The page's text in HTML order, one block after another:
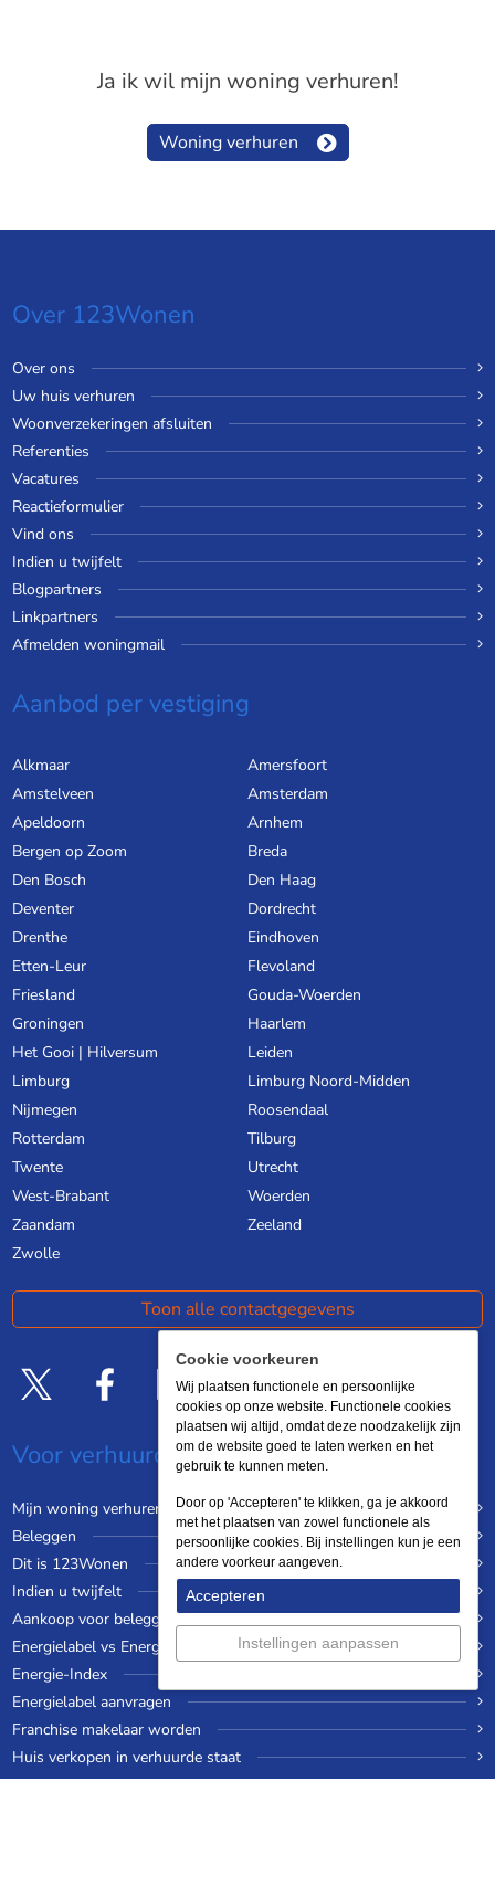
Ja ik wil mijn woning verhuren!
Woning verhuren
Over 123Wonen
Over ons
Uw huis verhuren
Woonverzekeringen afsluiten
Referenties
Vacatures
Reactieformulier
Vind ons
Indien u twijfelt
Blogpartners
Linkpartners
Afmelden woningmail
Aanbod per vestiging
Alkmaar
Amersfoort
Amstelveen
Amsterdam
Apeldoorn
Arnhem
Bergen op Zoom
Breda
Den Bosch
Den Haag
Deventer
Dordrecht
Drenthe
Eindhoven
Etten-Leur
Flevoland
Friesland
Gouda-Woerden
Groningen
Haarlem
Het Gooi | Hilversum
Leiden
Limburg
Limburg Noord-Midden
Nijmegen
Roosendaal
Rotterdam
Tilburg
Twente
Utrecht
West-Brabant
Woerden
Zaandam
Zeeland
Zwolle
Toon alle contactgegevens
Voor verhuurders
Mijn woning verhuren
Beleggen
Dit is 123Wonen
Indien u twijfelt
Aankoop voor beleggers
Energielabel vs Energie-index
Energie-Index
Energielabel aanvragen
Franchise makelaar worden
Huis verkopen in verhuurde staat
Huis verhuren tijdens een wereldreis
Cookie voorkeuren
Wij plaatsen functionele en persoonlijke
cookies op onze website. Functionele cookies
plaatsen wij altijd, omdat deze noodzakelijk zijn
om de website goed te laten werken en het
gebruik te kunnen meten.
Door op 'Accepteren' te klikken, ga je akkoord
met het plaatsen van zowel functionele als
persoonlijke cookies. Bij instellingen kun je een
andere voorkeur aangeven.
Accepteren
Instellingen aanpassen